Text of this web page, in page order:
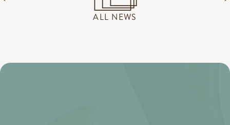
ALL NEWS